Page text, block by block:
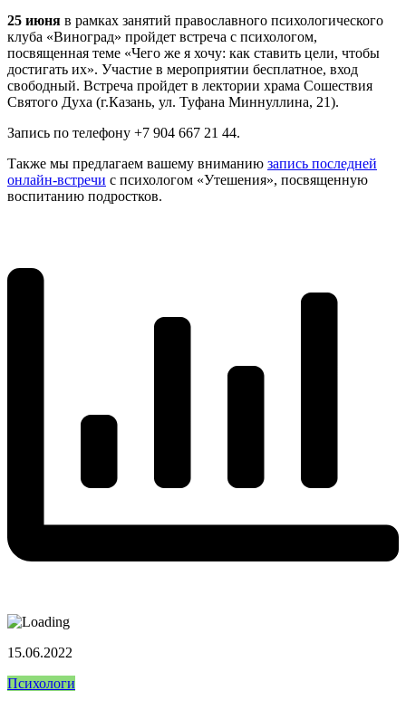
25 июня в рамках занятий православного психологического
клуба «Виноград» пройдет встреча с психологом,
посвященная теме «Чего же я хочу: как ставить цели, чтобы
достигать их». Участие в мероприятии бесплатное, вход
свободный. Встреча пройдет в лектории храма Сошествия
Святого Духа (г.Казань, ул. Туфана Миннуллина, 21).
Запись по телефону +7 904 667 21 44.
Также мы предлагаем вашему вниманию запись последней
онлайн-встречи с психологом «Утешения», посвященную
воспитанию подростков.
15.06.2022
Психологи